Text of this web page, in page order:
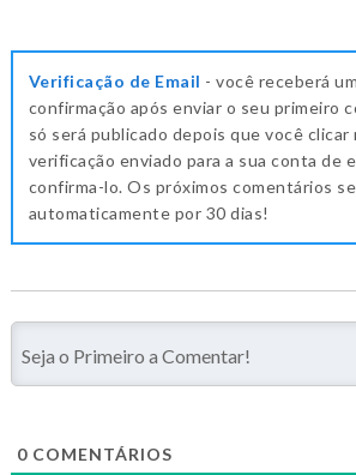
Verificação de Email - você receberá
confirmação após enviar o seu primeiro
só será publicado depois que você clicar
verificação enviado para a sua conta de
confirma-lo. Os próximos comentários
automaticamente por 30 dias!
0 COMENTÁRIOS